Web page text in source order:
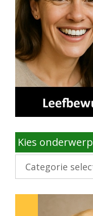
Kies onderwerp
Kies
onderwerp